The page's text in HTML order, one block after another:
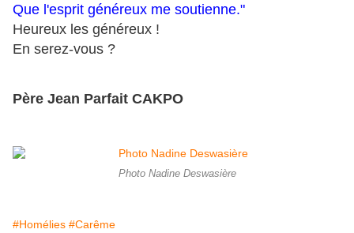
Que l'esprit généreux me soutienne."
Heureux les généreux !
En serez-vous ?
Père Jean Parfait CAKPO
Photo Nadine Deswasière
#Homélies #Carême